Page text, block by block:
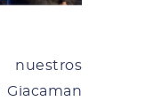
Giacaman